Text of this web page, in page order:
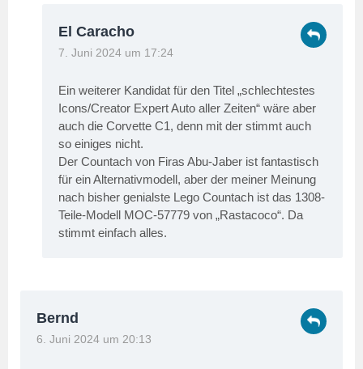
El Caracho
7. Juni 2024 um 17:24
Ein weiterer Kandidat für den Titel „schlechtestes
Icons/Creator Expert Auto aller Zeiten“ wäre aber
auch die Corvette C1, denn mit der stimmt auch
so einiges nicht.
Der Countach von Firas Abu-Jaber ist fantastisch
für ein Alternativmodell, aber der meiner Meinung
nach bisher genialste Lego Countach ist das 1308-
Teile-Modell MOC-57779 von „Rastacoco“. Da
stimmt einfach alles.
Bernd
6. Juni 2024 um 20:13